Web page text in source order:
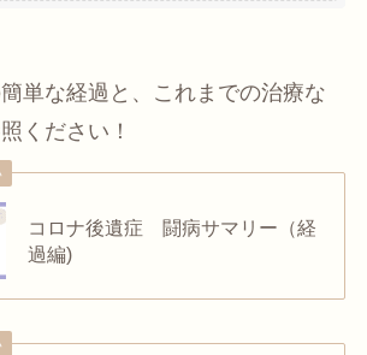
単な経過と、これまでの治療な
ください！
コロナ後遺症 闘病サマリー（経
過編)